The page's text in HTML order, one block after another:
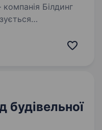
легалізації
будівельної